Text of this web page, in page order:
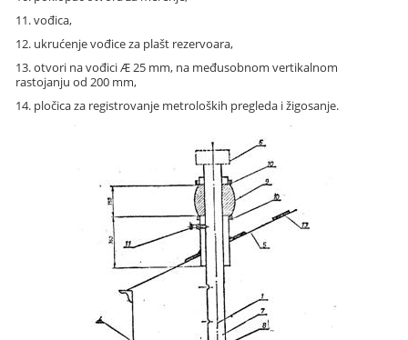
11. vođica,
12. ukrućenje vođice za plašt rezervoara,
13. otvori na vođiciÆ25 mm, na međusobnom vertikalnom
rastojanju od 200 mm,
14. pločica za registrovanje metroloških pregleda i žigosanje.